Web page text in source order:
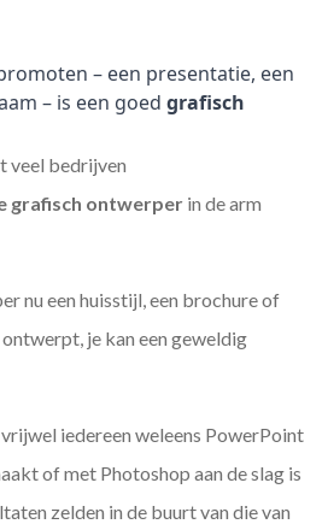
– een presentatie, een
– is een goed grafisch
veel bedrijven
grafisch ontwerper in de arm
nu een huisstijl, een brochure of
je kan een geweldig
iedereen weleens PowerPoint
of met Photoshop aan de slag is
zelden in de buurt van die van